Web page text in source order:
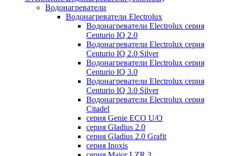
Водонагреватели
Водонагреватели Electrolux
Водонагреватели Electrolux серия
Centurio IQ 2.0
Водонагреватели Electrolux серия
Centurio IQ 2.0 Silver
Водонагреватели Electrolux серия
Centurio IQ 3.0
Водонагреватели Electrolux серия
Centurio IQ 3.0 Silver
Водонагреватели Electrolux серия
Citadel
серия Genie ECO U/О
серия Gladius 2.0
серия Gladius 2.0 Grafit
серия Inoxis